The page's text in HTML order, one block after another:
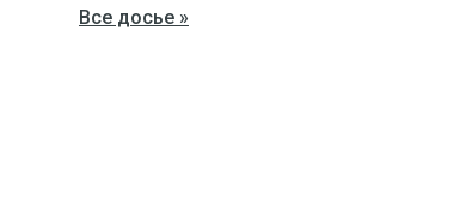
Все досье »